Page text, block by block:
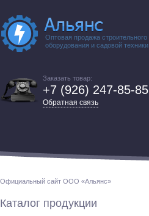
Оптовая продажа строительного
оборудования и садовой техники
Заказать товар:
+7 (926) 247-85-85
Обратная связь
Официальный сайт ООО «Альянс»
Каталог продукции